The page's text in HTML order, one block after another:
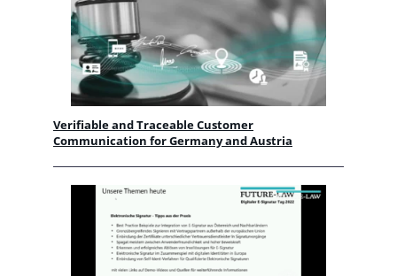
Verifiable and Traceable Customer
Communication for Germany and Austria